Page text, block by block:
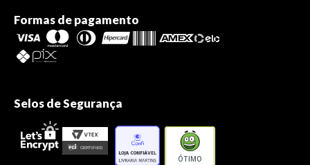
Formas de pagamento
Selos de Segurança
ÓTIMO